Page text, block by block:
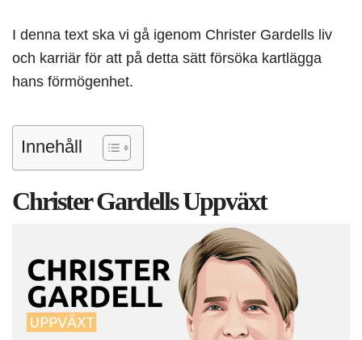
I denna text ska vi gå igenom Christer Gardells liv
och karriär för att på detta sätt försöka kartlägga
hans förmögenhet.
Innehåll
Christer Gardells Uppväxt